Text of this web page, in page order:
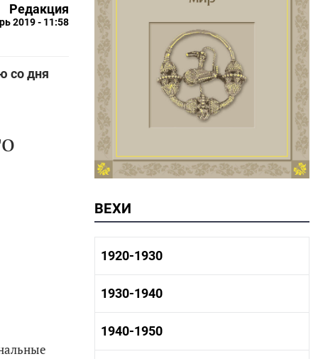
Редакция
2019 - 11:58
со дня
ВЕХИ
1920-1930
1920-1930 история
1920-1930 культура
1930-1940
1930-1940 история
1930-1940 культура
1940-1950